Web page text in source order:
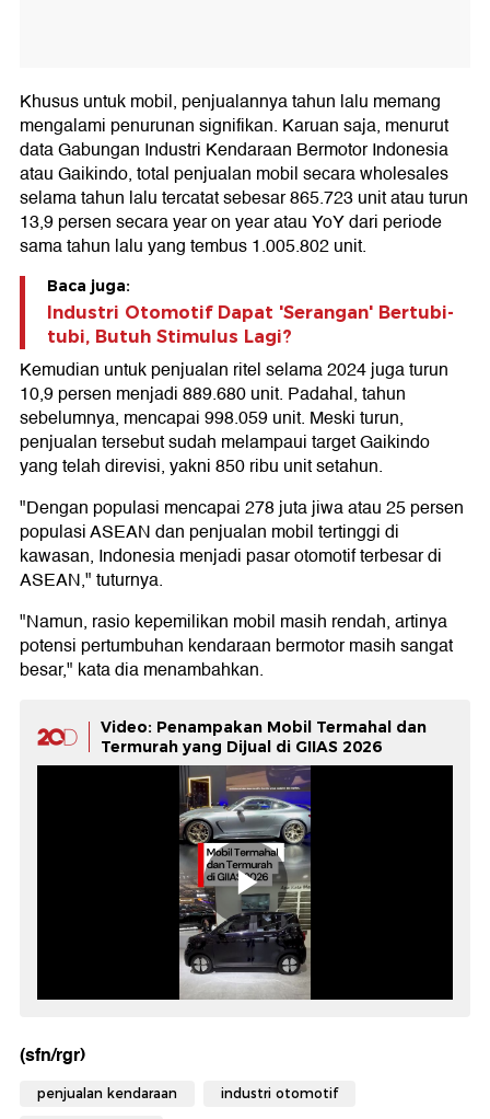
Khusus untuk mobil, penjualannya tahun lalu memang
mengalami penurunan signifikan. Karuan saja, menurut
data Gabungan Industri Kendaraan Bermotor Indonesia
atau Gaikindo, total penjualan mobil secara wholesales
selama tahun lalu tercatat sebesar 865.723 unit atau turun
13,9 persen secara year on year atau YoY dari periode
sama tahun lalu yang tembus 1.005.802 unit.
Baca juga:
Industri Otomotif Dapat 'Serangan' Bertubi-
tubi, Butuh Stimulus Lagi?
Kemudian untuk penjualan ritel selama 2024 juga turun
10,9 persen menjadi 889.680 unit. Padahal, tahun
sebelumnya, mencapai 998.059 unit. Meski turun,
penjualan tersebut sudah melampaui target Gaikindo
yang telah direvisi, yakni 850 ribu unit setahun.
"Dengan populasi mencapai 278 juta jiwa atau 25 persen
populasi ASEAN dan penjualan mobil tertinggi di
kawasan, Indonesia menjadi pasar otomotif terbesar di
ASEAN," tuturnya.
"Namun, rasio kepemilikan mobil masih rendah, artinya
potensi pertumbuhan kendaraan bermotor masih sangat
besar," kata dia menambahkan.
Video: Penampakan Mobil Termahal dan
Termurah yang Dijual di GIIAS 2026
(sfn/rgr)
penjualan kendaraan industri otomotif